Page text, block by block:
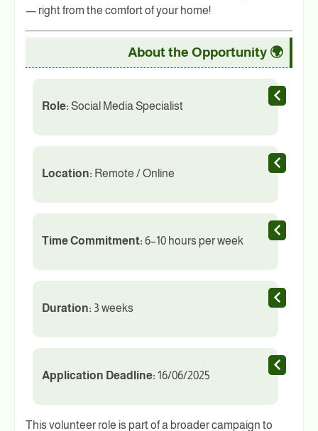
— right from the comfort of your home!
🌍 About the Opportunity
Role: Social Media Specialist
Location: Remote / Online
Time Commitment: 6–10 hours per week
Duration: 3 weeks
Application Deadline: 16/06/2025
This volunteer role is part of a broader campaign to